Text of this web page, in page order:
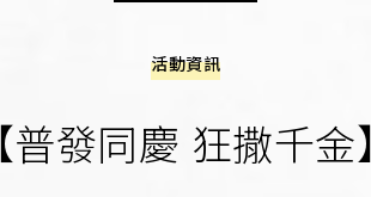
活動資訊
【普發同慶 狂撒千金】